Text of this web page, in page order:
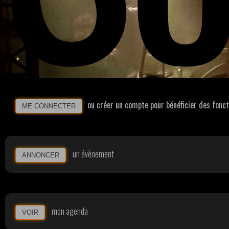
ME CONNECTER ou créer un compte pour bénéficier des
ANNONCER un évènement
VOIR mon agenda